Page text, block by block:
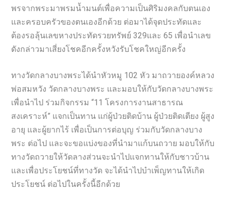
พรจากพระมาพรมน้ำมนต์เพื่อความเป็นศิริมงคลกับตนเอง
และครอบครัวของตนเองอีกด้วย ต่อมาได้จุดประทัดและ
ต้องรอลุ้นเลขหางประทัดรวยทรัพย์ 329และ 65 เพื่อนำเลข
ดังกล่าวมาเสี่ยงโชคอีกครั้งหวังรับโชคใหญ่อีกครั้ง
ทางวัดกลางบางพระได้นำหัวหมู 102 หัว มาถวายองค์หลวง
พ่อสมหวัง วัดกลางบางพระ และมอบให้กับวัดกลางบางพระ
เพื่อนำไป ร่วมกิจกรรม “11 โครงการงานสาธารณ
สงเคราะห์” แจกเป็นทาน แก่ผู้ป่วยติดบ้าน ผู้ป่วยติดเตียง ผู้สูง
อายุ และผู้ยากไร้ เพื่อเป็นการต่อบุญ ร่วมกับวัดกลางบาง
พระ ต่อไป และจะขอแบ่งของที่นำมาแก้บนถวาย มอบให้กับ
ทางวัดถวายให้วัดลางส่วนจะนำไปแจกทานให้กับชาวบ้าน
และเพื่อประโยชน์ที่ทางวัด จะได้นำไปบำเพ็ญทานให้เกิด
ประโยชน์ ต่อไปในครั้งนี้อีกด้วย